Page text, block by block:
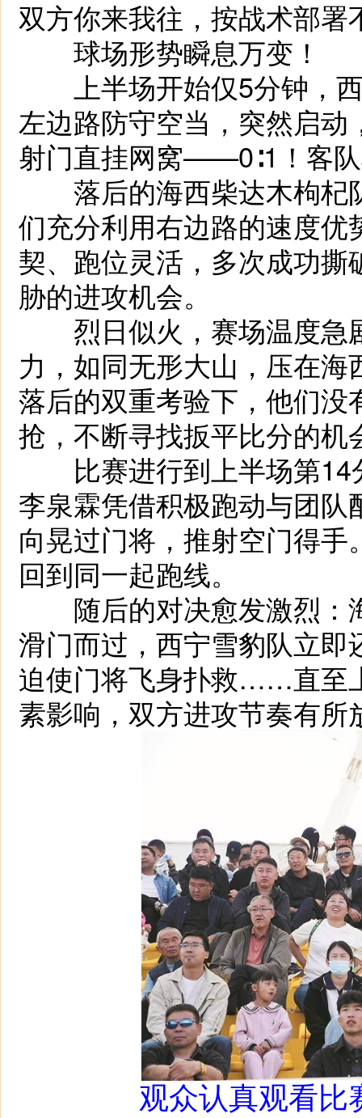
双方你来我往，按战术部
球场形势瞬息万变！
上半场开始仅5分钟，西
左边路防守空当，突然启
射门直挂网窝——0∶1！客
落后的海西柴达木枸杞
们充分利用右边路的速度
契、跑位灵活，多次成功
胁的进攻机会。
烈日似火，赛场温度急
力，如同无形大山，压在
落后的双重考验下，他们
抢，不断寻找扳平比分的机
比赛进行到上半场第14
李泉霖凭借积极跑动与团
向晃过门将，推射空门得
回到同一起跑线。
随后的对决愈发激烈：
滑门而过，西宁雪豹队立
迫使门将飞身扑救……直至
素影响，双方进攻节奏有
观众认真观看比